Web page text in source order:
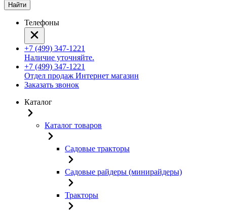
Найти
Телефоны
+7 (499) 347-1221
Наличие уточняйте.
+7 (499) 347-1221
Отдел продаж Интернет магазин
Заказать звонок
Каталог
Каталог товаров
Садовые тракторы
Садовые райдеры (минирайдеры)
Тракторы